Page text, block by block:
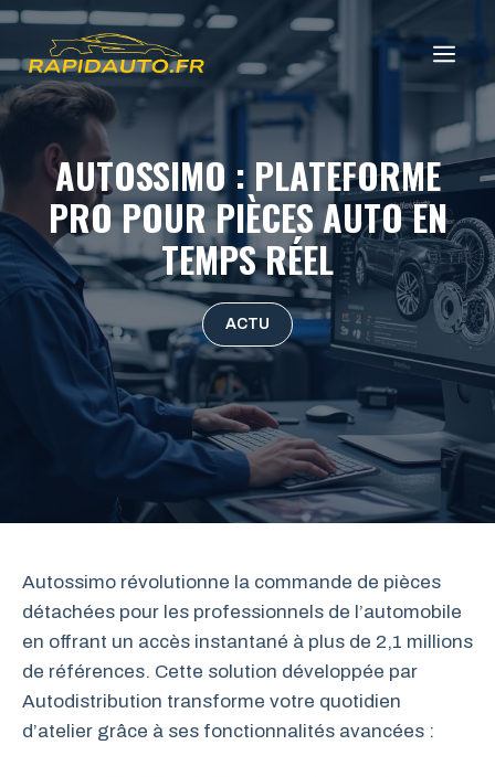
Aller
contenu
AUTOSSIMO : PLATEFORME
PRO POUR PIÈCES AUTO EN
TEMPS RÉEL
ACTU
Autossimo révolutionne la commande de pièces
détachées pour les professionnels de l’automobile
en offrant un accès instantané à plus de 2,1 millions
de références. Cette solution développée par
Autodistribution transforme votre quotidien
d’atelier grâce à ses fonctionnalités avancées :